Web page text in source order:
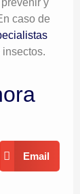
caso de
Email